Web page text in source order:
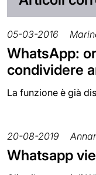
05-03-2016
WhatsApp:
condividere
La funzione è già
20-08-2019
Whatsapp